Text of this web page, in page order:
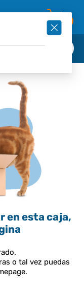
en esta caja,
o tal vez puedas